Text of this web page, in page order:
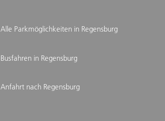
Alle Parkmöglichkeiten in Regensburg
Busfahren in Regensburg
Anfahrt nach Regensburg